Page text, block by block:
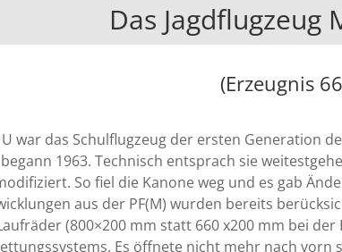
Das
(Erzeugnis
war das Schulflugzeug der ersten Generation
1963. Technisch entsprach sie
So fiel die Kanone weg und es gab
aus der PF(M) wurden bereits
(800×200 mm statt 660 x200 mm bei
Es öffnete nicht mehr nach